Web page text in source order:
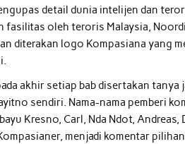
detail dunia intelijen dan
fasilitas oleh teroris Malaysia,
diterakan logo Kompasiana yang
akhir setiap bab disertakan tanya
sendiri. Nama-nama pemberi
Kresno, Carl, Nda Ndot,
menjadi komentar